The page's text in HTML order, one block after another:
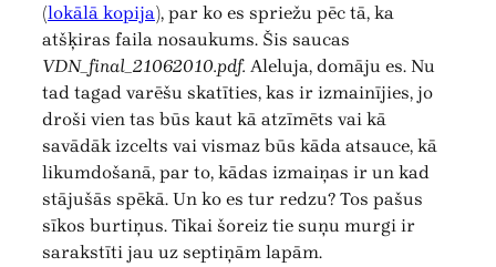
(lokālā kopija), par ko es spriežu pēc tā, ka
atšķiras faila nosaukums. Šis saucas
VDN_final_21062010.pdf. Aleluja, domāju es. Nu
tad tagad varēšu skatīties, kas ir izmainījies, jo
droši vien tas būs kaut kā atzīmēts vai kā
savādāk izcelts vai vismaz būs kāda atsauce, kā
likumdošanā, par to, kādas izmaiņas ir un kad
stājušās spēkā. Un ko es tur redzu? Tos pašus
sīkos burtiņus. Tikai šoreiz tie suņu murgi ir
sarakstīti jau uz septiņām lapām.